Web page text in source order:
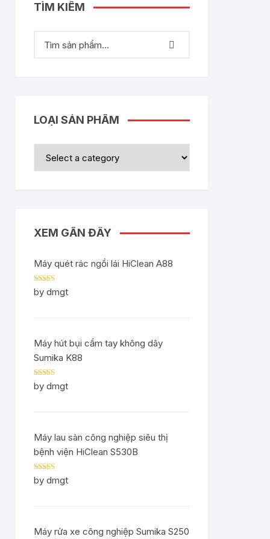
TÌM KIẾM
LOẠI SẢN PHẨM
XEM GẦN ĐÂY
Máy quét rác ngồi lái HiClean A88
Rated5out
of 5
by dmgt
Máy hút bụi cầm tay không dây
Sumika K88
Rated5out
of 5
by dmgt
Máy lau sàn công nghiệp siêu thị
bệnh viện HiClean S530B
Rated5out
of 5
by dmgt
Máy rửa xe công nghiệp Sumika S250